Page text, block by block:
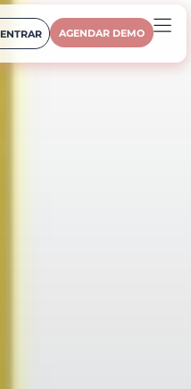
ENTRAR AGENDAR DEMO